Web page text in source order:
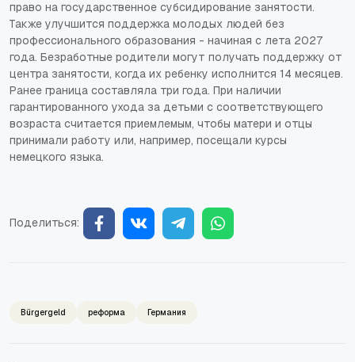
право на государственное субсидирование занятости.
Также улучшится поддержка молодых людей без
профессионального образования - начиная с лета 2027
года. Безработные родители могут получать поддержку от
центра занятости, когда их ребенку исполнится 14 месяцев.
Ранее граница составляла три года. При наличии
гарантированного ухода за детьми с соответствующего
возраста считается приемлемым, чтобы матери и отцы
принимали работу или, например, посещали курсы
немецкого языка.
Поделиться:
Bürgergeld реформа Германия